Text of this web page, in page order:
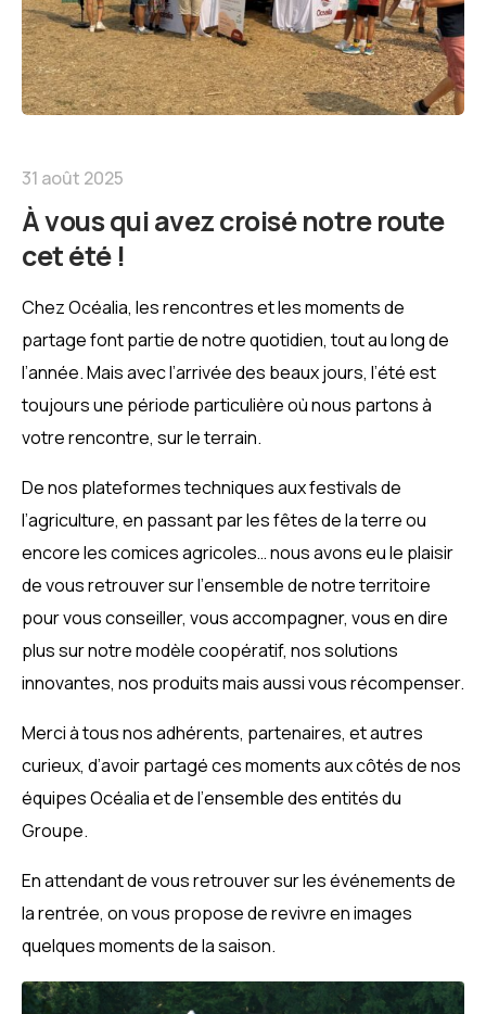
31 août 2025
À vous qui avez croisé notre route
cet été !
Chez Océalia, les rencontres et les moments de
partage font partie de notre quotidien, tout au long de
l’année. Mais avec l’arrivée des beaux jours, l’été est
toujours une période particulière où nous partons à
votre rencontre, sur le terrain.
De nos plateformes techniques aux festivals de
l’agriculture, en passant par les fêtes de la terre ou
encore les comices agricoles… nous avons eu le plaisir
de vous retrouver sur l’ensemble de notre territoire
pour vous conseiller, vous accompagner, vous en dire
plus sur notre modèle coopératif, nos solutions
innovantes, nos produits mais aussi vous récompenser.
Merci à tous nos adhérents, partenaires, et autres
curieux, d’avoir partagé ces moments aux côtés de nos
équipes Océalia et de l’ensemble des entités du
Groupe.
En attendant de vous retrouver sur les événements de
la rentrée, on vous propose de revivre en images
quelques moments de la saison.